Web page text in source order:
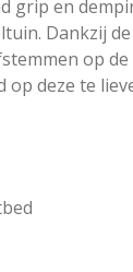
grip en
Dankzij
op
deze te